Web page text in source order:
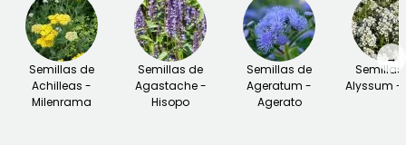
Semillas de
Achilleas -
Milenrama
Semillas de
Agastache -
Hisopo
Semillas de
Ageratum -
Agerato
Semillas
Alyssum -
→